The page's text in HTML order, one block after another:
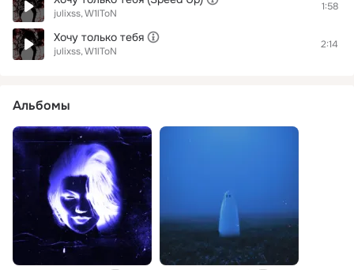
julixss W1lToN
1:58
Хочу только тебя
julixss W1lToN
2:14
Альбомы